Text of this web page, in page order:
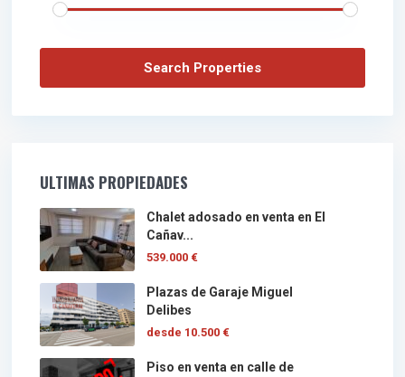
ULTIMAS PROPIEDADES
Chalet adosado en venta en El
Cañav...
539.000 €
Plazas de Garaje Miguel
Delibes
desde 10.500 €
Piso en venta en calle de